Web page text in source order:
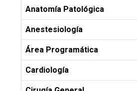
Anatomía Patológica
Anestesiología
Área Programática
Cardiología